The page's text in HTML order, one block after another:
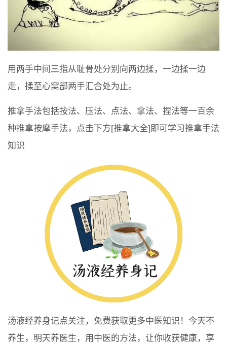
用两手中间三指从耻骨处分别向两边揉，一边揉一边
走，揉至心窝部两手汇合处为止。
推拿手法包括按法、压法、点法、拿法、捏法等一百余
种推拿按摩手法，点击下方[推拿大全]即可学习推拿手法
知识
汤液经养身记点关注，免费获取更多中医知识！今天不
养生，明天养医生，用中医的方法，让你收获健康，享